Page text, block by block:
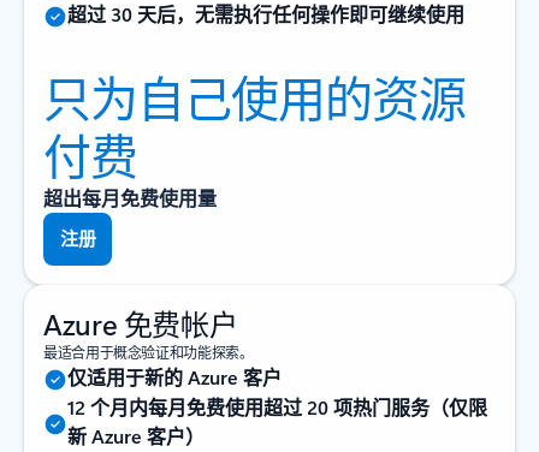
超过 30 天后，无需执行任何操作即可继续使用
只为自己使用的资源
付费
超出每月免费使用量
注册
Azure 免费帐户
最适合用于概念验证和功能探索。
仅适用于新的 Azure 客户
12 个月内每月免费使用超过 20 项热门服务（仅限
新 Azure 客户）